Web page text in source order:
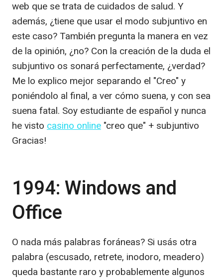
web que se trata de cuidados de salud. Y
además, ¿tiene que usar el modo subjuntivo en
este caso? También pregunta la manera en vez
de la opinión, ¿no? Con la creación de la duda el
subjuntivo os sonará perfectamente, ¿verdad?
Me lo explico mejor separando el "Creo" y
poniéndolo al final, a ver cómo suena, y con sea
suena fatal. Soy estudiante de español y nunca
he visto casino online "creo que" + subjuntivo
Gracias!
1994: Windows and
Office
O nada más palabras foráneas? Si usás otra
palabra (escusado, retrete, inodoro, meadero)
queda bastante raro y probablemente algunos